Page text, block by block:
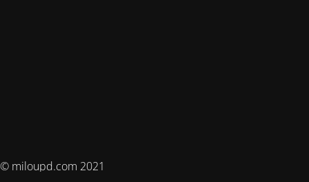
© miloupd.com 2021